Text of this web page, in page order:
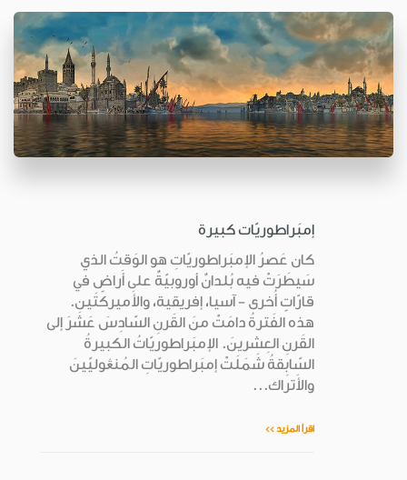
إمبَراطوريّات كبيرة
كان عَصرُ الإمبَراطوريّاتِ هو الوَقتُ الذي
سَيطَرَتْ فيه بُلدانٌ أوروبيّةٌ على أَراضٍ في
قارّاتٍ أُخرى - آسيا، إفريقية، والأَميركتَين.
هذه الفَترةُ دامَتْ منَ القَرنِ السّادِسَ عَشَرَ إلى
القَرنِ العِشرينَ. الإمبَراطوريّاتُ الكبيرةُ
السّابِقةُ شَمَلَتْ إمبَراطوريّاتِ المُنڠوليّينَ
والأَتراك...
اقرأ المزيد >>